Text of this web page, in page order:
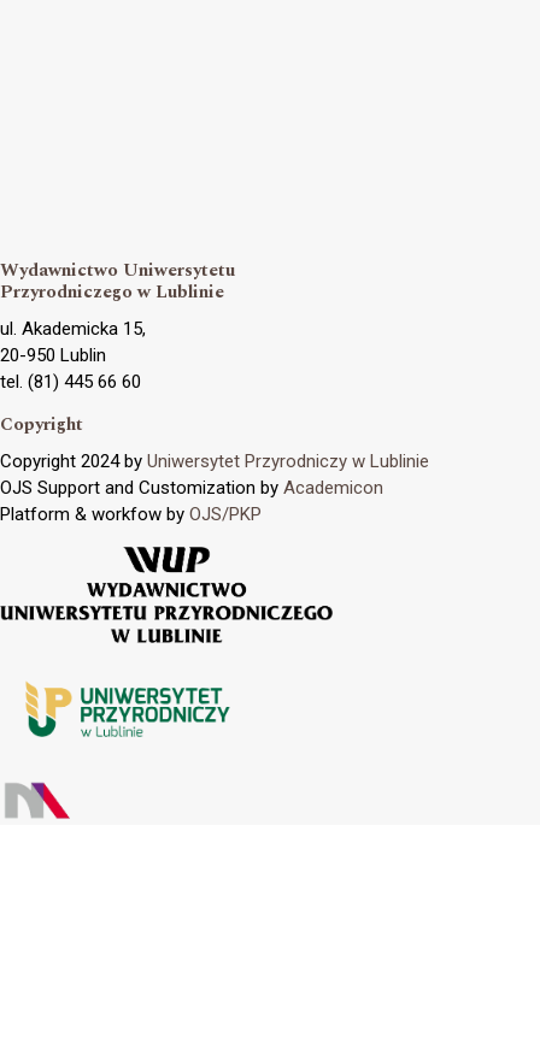
Wydawnictwo Uniwersytetu
Przyrodniczego w Lublinie
ul. Akademicka 15,
20-950 Lublin
tel. (81) 445 66 60
Copyright
Copyright 2024 by Uniwersytet Przyrodniczy w Lublinie
OJS Support and Customization by Academicon
Platform & workfow by OJS/PKP